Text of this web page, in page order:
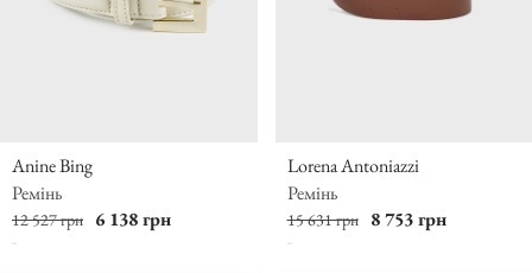
Anine Bing
Ремінь
12 527 грн 6 138 грн
Lorena Antoniazzi
Ремінь
15 631 грн 8 753 грн